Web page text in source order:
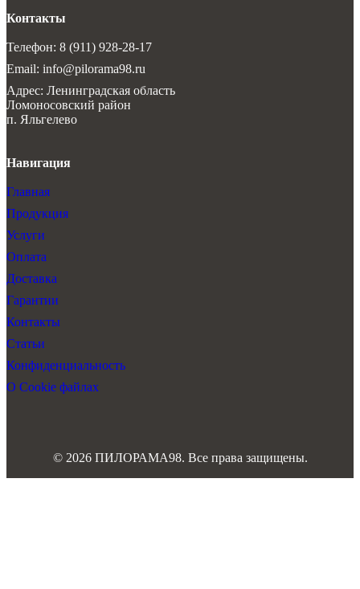
Контакты
Телефон: 8 (911) 928-28-17
Email: info@pilorama98.ru
Адрес: Ленинградская область
Ломоносовский район
п. Яльгелево
Навигация
Главная
Продукция
Услуги
Оплата
Доставка
Гарантии
Контакты
Статьи
Конфиденциальность
О Cookie файлах
© 2026 ПИЛОРАМА98. Все права защищены.